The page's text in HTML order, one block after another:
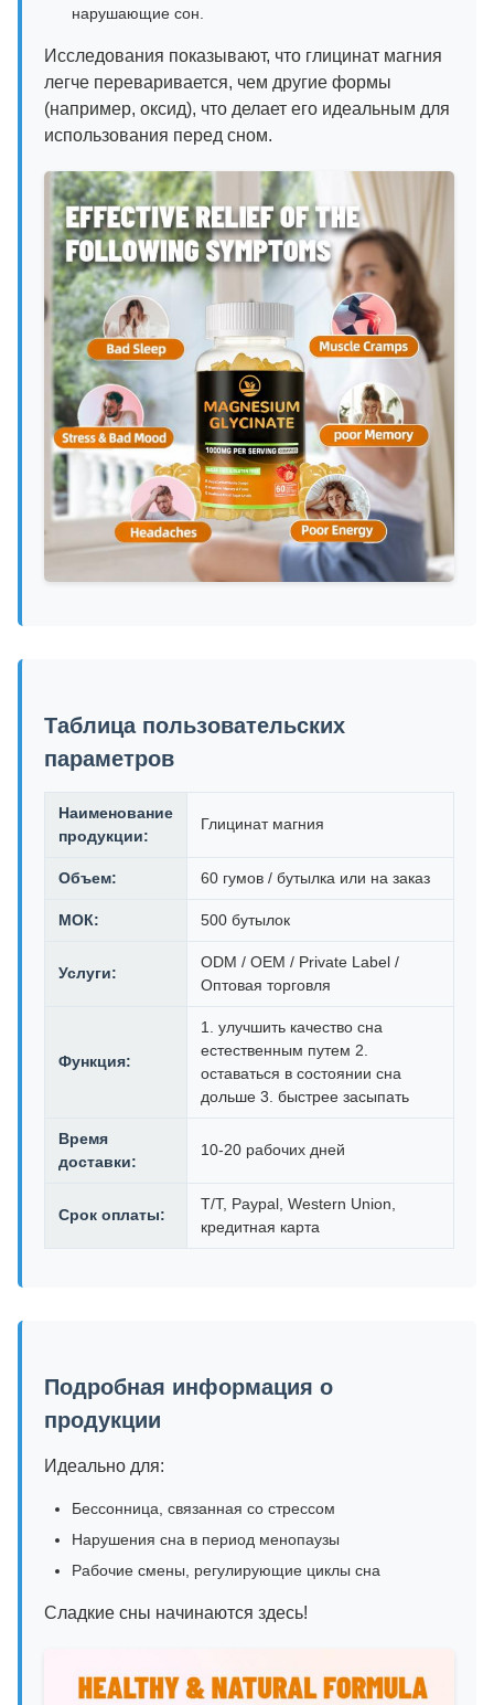
нарушающие сон.
Исследования показывают, что глицинат магния
легче переваривается, чем другие формы
(например, оксид), что делает его идеальным для
использования перед сном.
Таблица пользовательских
параметров
Наименование
продукции:
Глицинат магния
Объем: 60 гумов / бутылка или на заказ
МОК: 500 бутылок
Услуги:
ODM / OEM / Private Label /
Оптовая торговля
Функция:
1. улучшить качество сна
естественным путем 2.
оставаться в состоянии сна
дольше 3. быстрее засыпать
Время
доставки:
10-20 рабочих дней
Срок оплаты:
T/T, Paypal, Western Union,
кредитная карта
Подробная информация о
продукции
Идеально для:
Бессонница, связанная со стрессом
Нарушения сна в период менопаузы
Рабочие смены, регулирующие циклы сна
Сладкие сны начинаются здесь!